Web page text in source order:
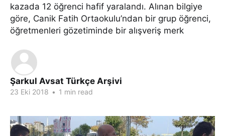
kazada 12 öğrenci hafif yaralandı. Alınan bilgiye
göre, Canik Fatih Ortaokulu’ndan bir grup öğrenci,
öğretmenleri gözetiminde bir alışveriş merk
Şarkul Avsat Türkçe Arşivi
23 Eki 2018 • 1 min read